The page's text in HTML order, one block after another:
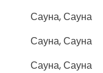
Сауна, Сауна
Сауна, Сауна
Сауна, Сауна